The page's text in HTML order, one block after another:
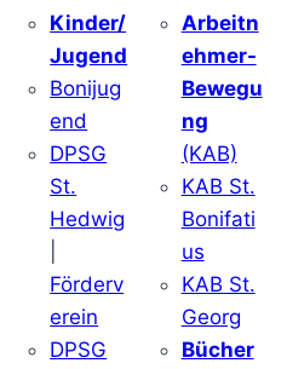
Kinder/
Jugend
Bonijug
end
DPSG
St.
Hedwig
Förderv
erein
DPSG
Arbeitn
ehmer-
Bewegu
ng
(KAB)
KAB St.
Bonifati
us
KAB St.
Georg
Bücher